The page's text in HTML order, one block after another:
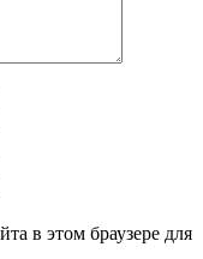
в этом браузере для